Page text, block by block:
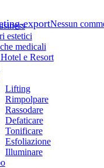
estetici
medicali
e Resort
Lifting
Rimpolpare
Rassodare
Defaticare
Tonificare
Esfoliazione
Illuminare
exportNessun